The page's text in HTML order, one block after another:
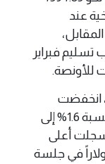
عند
المقابل،
تسليم فبراير
انخفضت
أسعار الفضة في التعاملات الفورية بنسبة 1.6% إلى
سجلت أعلى
لها على الإطلاق عند 86.22 دولاراً في جلسة